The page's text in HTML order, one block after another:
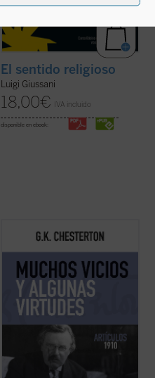
El sentido religioso
Luigi Giussani
18,00€ IVA incluido
disponible en ebook:
Presentamos el quinto volumen de la serie
en el que encontraremos nuevamente todo
1910 se nos presentan quizá más variados
y combativos que otros años aunque ...(ver
ficha)